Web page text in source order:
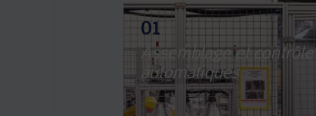
01
Assemblage et contrôle
automatiques